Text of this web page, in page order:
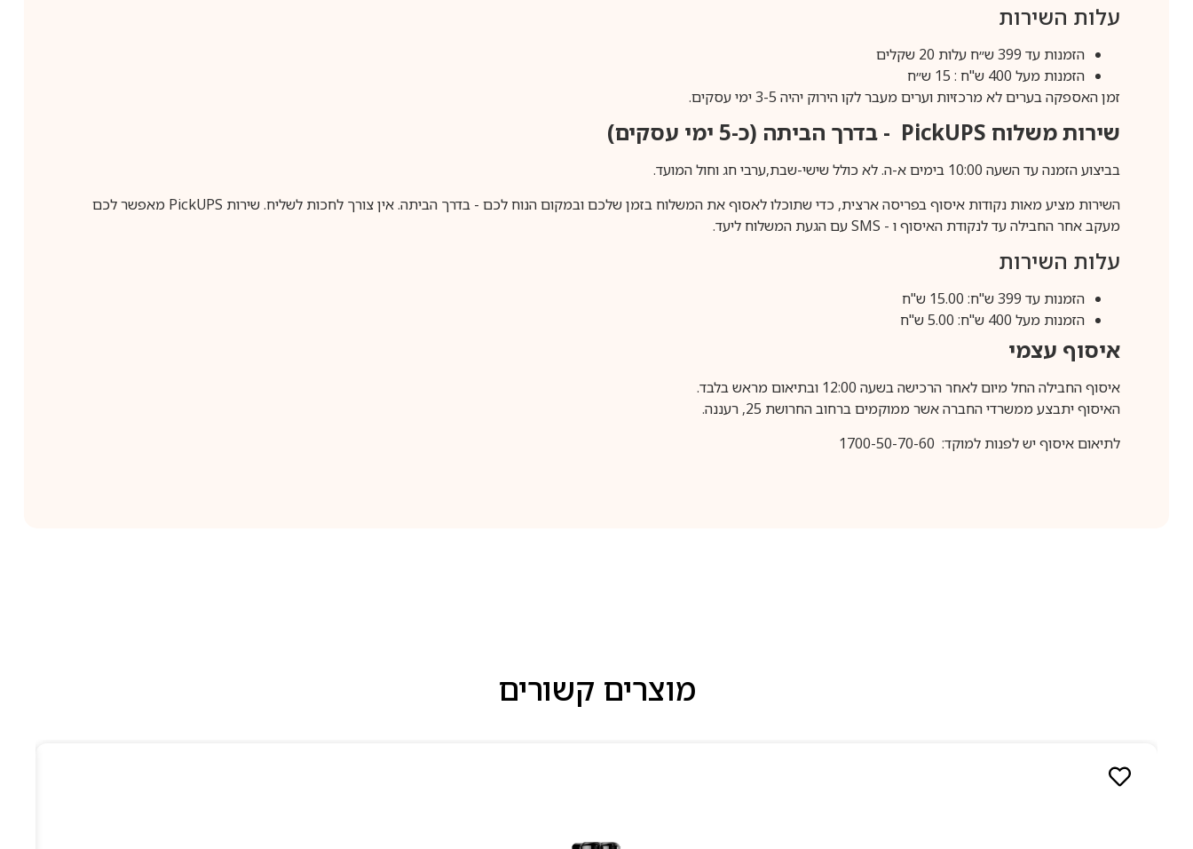
עלות השירות
הזמנות עד 399 ש״ח עלות 20 שקלים
הזמנות מעל 400 ש"ח : 15 ש״ח
זמן האספקה בערים לא מרכזיות וערים מעבר לקו הירוק יהיה 3-5 ימי עסקים.
שירות משלוח PickUPS - בדרך הביתה (כ-5 ימי עסקים)
בביצוע הזמנה עד השעה 10:00 בימים א-ה. לא כולל שישי-שבת,ערבי חג וחול המועד.
השירות מציע מאות נקודות איסוף בפריסה ארצית, כדי שתוכלו לאסוף את המשלוח בזמן שלכם ובמקום הנוח לכם - בדרך הביתה. אין צורך לחכות לשליח. שירות PickUPS מאפשר לכם
מעקב אחר החבילה עד לנקודת האיסוף ו - SMSעם הגעת המשלוח ליעד.
עלות השירות
הזמנות עד 399 ש"ח: 15.00 ש"ח
הזמנות מעל 400 ש"ח: 5.00 ש"ח
איסוף עצמי
איסוף החבילה החל מיום לאחר הרכישה בשעה 12:00 ובתיאום מראש בלבד.
האיסוף יתבצע ממשרדי החברה אשר ממוקמים ברחוב החרושת 25, רעננה.
לתיאום איסוף יש לפנות למוקד: 1700-50-70-60
מוצרים קשורים